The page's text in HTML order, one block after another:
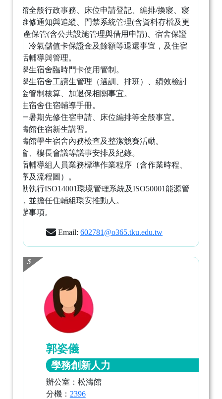
濤一館全般行政事務、床位申請登記、編排/換寢、寢
設備維修通知與追縱、門禁系統管理(含資料存檔及更
)、財產保管(含公共設施管理與借用申請)、宿舍保證
事宜、冷氣儲值卡保證金及餘額等退還事宜，及住宿
生生活輔導與管理。
濤館學生宿舍臨時門卡使用管制。
濤館學生宿舍工讀生管理（選訓、排班）、績效檢討
工讀金管制核算、加退保相關事宜。
輯學生宿舍住宿輔導手冊。
理大一暑期先修住宿申請、床位編排等全般事宜。
理松濤館住宿新生講習。
理松濤館學生宿舍內務檢查及整潔競賽活動。
長大會、樓長會議等議事安排及紀錄。
整住宿輔導組人員業務標準作業程序（含作業時程、
業程序及流程圖）。
合推動執行ISO14001環境管理系統及ISO50001能源管
系統，並擔任住輔組環安推動人。
時交辦事項。
Email: 602781@o365.tku.edu.tw
5
郭姿儀
學務創新人力
辦公室：松濤館
分機： 2396